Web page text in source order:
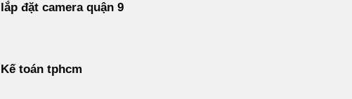
lắp đặt camera quận 9
Kế toán tphcm